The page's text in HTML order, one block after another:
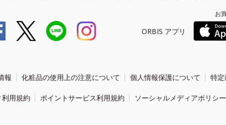
ORBIS アプリ
お
報 化粧品の使用上の注意について 個人情報保護について 特
用規約 ポイントサービス利用規約 ソーシャルメディアポリシー